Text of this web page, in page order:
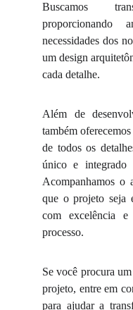
Buscamos
proporcionando
necessidades dos
um design
cada detalhe.
Além de
também
de todos os
único e
Acompanhamos o
que o projeto seja
com excelência
processo.
Se você procura
projeto, entre em
para ajudar a